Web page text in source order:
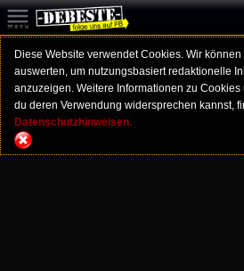
Diese Website verwendet Cookies. Wir
auswerten, um nutzungsbasiert redaktionelle
anzuzeigen. Weitere Informationen zu
du deren Verwendung widersprechen kannst,
Datenschutzhinweisen.